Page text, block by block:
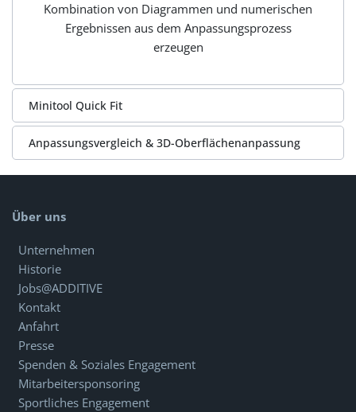
Kombination von Diagrammen und numerischen
Ergebnissen aus dem Anpassungsprozess
erzeugen
Minitool Quick Fit
Anpassungsvergleich & 3D-Oberflächenanpassung
Über uns
Unternehmen
Historie
Jobs@ADDITIVE
Kontakt
Anfahrt
Presse
Spenden & Soziales Engagement
Mitarbeitersponsoring
Sportliches Engagement